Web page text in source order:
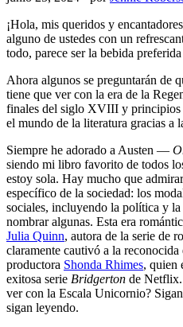
¡Hola, mis queridos y
alguno de ustedes con un
todo, parece ser la bebida
Ahora algunos se preguntarán de
tiene que ver con la era de la
finales del siglo XVIII y principios
el mundo de la literatura gracias a
Siempre he adorado a Austen —
siendo mi libro favorito de todos
estoy sola. Hay mucho que
específico de la sociedad: los
sociales, incluyendo la política y
nombrar algunas. Esta era
Julia Quinn, autora de la serie de
claramente cautivó a la
productora Shonda Rhimes, quien
exitosa serie Bridgerton de Netflix.
ver con la Escala Unicornio?
sigan leyendo.